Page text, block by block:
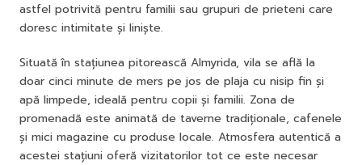
astfel potrivită pentru familii sau grupuri de prieteni care
doresc intimitate și liniște.
Situată în stațiunea pitorească Almyrida, vila se află la
doar cinci minute de mers pe jos de plaja cu nisip fin și
apă limpede, ideală pentru copii și familii. Zona de
promenadă este animată de taverne tradiționale, cafenele
și mici magazine cu produse locale. Atmosfera autentică a
acestei stațiuni oferă vizitatorilor tot ce este necesar